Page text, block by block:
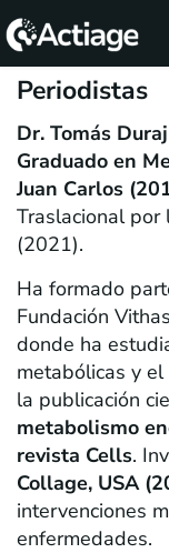
SHOP
TRATAMIENTOS
CONSULTA
ACTIAGE
RECURSOS
Periodistas
Dr. Tomás Duraj
Graduado en
Juan Carlos
Traslacional por
(2021).
Ha formado
Fundación
donde ha
metabólicas y
la publicación
metabolismo
revista Cells.
Collage, USA
intervenciones
enfermedades.